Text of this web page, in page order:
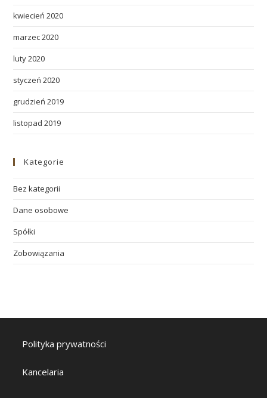
kwiecień 2020
marzec 2020
luty 2020
styczeń 2020
grudzień 2019
listopad 2019
Kategorie
Bez kategorii
Dane osobowe
Spółki
Zobowiązania
Polityka prywatności
Kancelaria